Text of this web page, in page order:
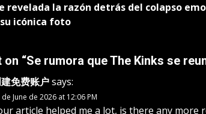
revelada la razón detrás del colapso
icónica foto
on “Se rumora que The Kinks se
免费账户says:
June de 2026 at 12:06 PM
article helped me a lot, is there any more